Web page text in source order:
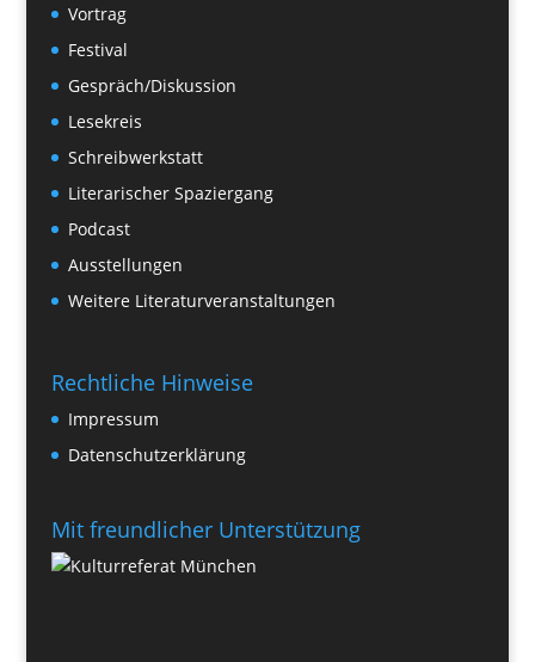
Vortrag
Festival
Gespräch/Diskussion
Lesekreis
Schreibwerkstatt
Literarischer Spaziergang
Podcast
Ausstellungen
Weitere Literaturveranstaltungen
Rechtliche Hinweise
Impressum
Datenschutzerklärung
Mit freundlicher Unterstützung